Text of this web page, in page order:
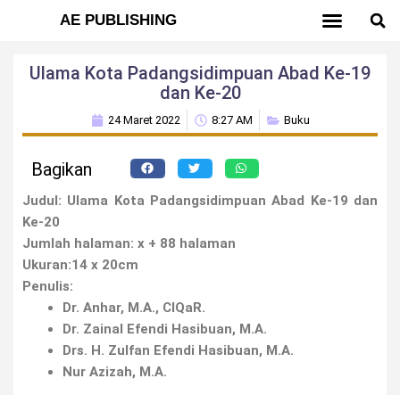
AE PUBLISHING
Ulama Kota Padangsidimpuan Abad Ke-19
dan Ke-20
24 Maret 2022 8:27 AM Buku
Bagikan
Judul: Ulama Kota Padangsidimpuan Abad Ke-19 dan
Ke-20
Jumlah halaman: x + 88 halaman
Ukuran:14 x 20cm
Penulis:
Dr. Anhar, M.A., CIQaR.
Dr. Zainal Efendi Hasibuan, M.A.
Drs. H. Zulfan Efendi Hasibuan, M.A.
Nur Azizah, M.A.